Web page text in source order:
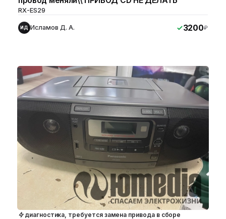
RX-ES29
ИД Исламов Д. А. 3200₽
диагностика, требуется замена привода в сборе